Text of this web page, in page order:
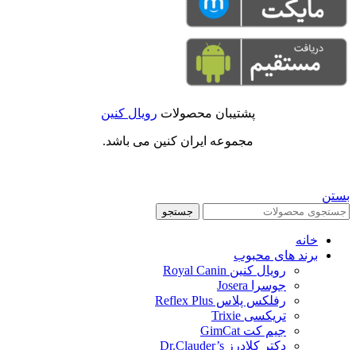
پشتیبان محصولات رویال کنین
مجموعه ایران کنین می باشد.
بستن
جستجو
خانه
برند های محبوب
رویال کنین Royal Canin
جوسرا Josera
رفلکس پلاس Reflex Plus
تریکسی Trixie
جیم کت GimCat
دکتر کلادرز Dr.Clauder’s